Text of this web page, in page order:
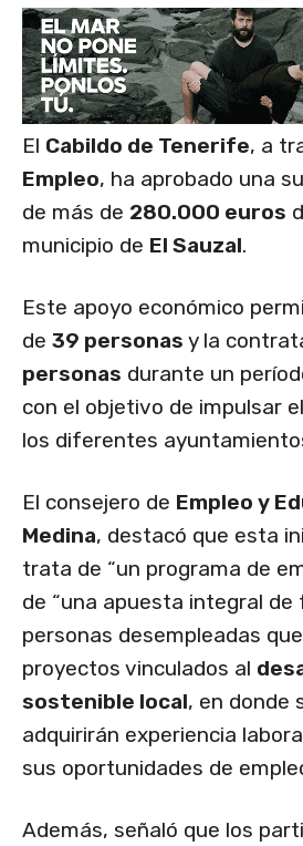
El Cabildo de Tenerife, a
Empleo, ha aprobado una
de más de 280.000 euros
municipio de El Sauzal.
Este apoyo económico
de 39 personas y la
personas durante un
con el objetivo de impulsar
los diferentes
El consejero de Empleo y
Medina, destacó que esta
trata de “un programa de
de “una apuesta integral
personas desempleadas
proyectos vinculados al
sostenible local, en donde
adquirirán experiencia
sus oportunidades de
Además, señaló que los